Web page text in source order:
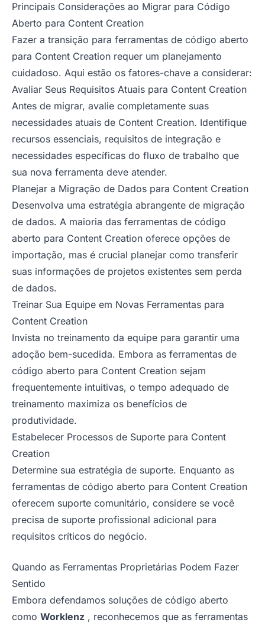
Principais Considerações ao Migrar para Código
Aberto para Content Creation
Fazer a transição para ferramentas de código aberto
para Content Creation requer um planejamento
cuidadoso. Aqui estão os fatores-chave a considerar:
Avaliar Seus Requisitos Atuais para Content Creation
Antes de migrar, avalie completamente suas
necessidades atuais de Content Creation. Identifique
recursos essenciais, requisitos de integração e
necessidades específicas do fluxo de trabalho que
sua nova ferramenta deve atender.
Planejar a Migração de Dados para Content Creation
Desenvolva uma estratégia abrangente de migração
de dados. A maioria das ferramentas de código
aberto para Content Creation oferece opções de
importação, mas é crucial planejar como transferir
suas informações de projetos existentes sem perda
de dados.
Treinar Sua Equipe em Novas Ferramentas para
Content Creation
Invista no treinamento da equipe para garantir uma
adoção bem-sucedida. Embora as ferramentas de
código aberto para Content Creation sejam
frequentemente intuitivas, o tempo adequado de
treinamento maximiza os benefícios de
produtividade.
Estabelecer Processos de Suporte para Content
Creation
Determine sua estratégia de suporte. Enquanto as
ferramentas de código aberto para Content Creation
oferecem suporte comunitário, considere se você
precisa de suporte profissional adicional para
requisitos críticos do negócio.
Quando as Ferramentas Proprietárias Podem Fazer
Sentido
Embora defendamos soluções de código aberto
como Worklenz , reconhecemos que as ferramentas